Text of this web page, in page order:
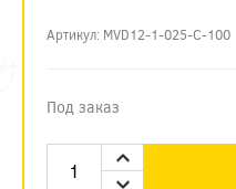
Артикул: MVD12-1-025-C-100
Под заказ